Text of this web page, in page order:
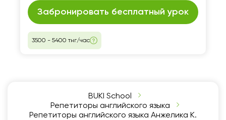
Забронировать бесплатный урок
3500 - 5400 тнг/час
BUKI School
Репетиторы английского языка
Репетиторы английского языка Анжелика К.